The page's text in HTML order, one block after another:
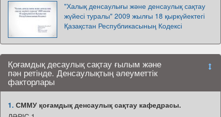
"Халық денсаулығы және денсаулық сақтау
жүйесі туралы" 2009 жылғы 18 қыркүйектегі
Қазақстан Республикасының Кодексі
Қоғамдық десаулық сақтау ғылым және
пән ретінде. Денсаулықтың әлеуметтік
факторлары
1. СММУ қоғамдық денсаулық сақтау кафедрасы.